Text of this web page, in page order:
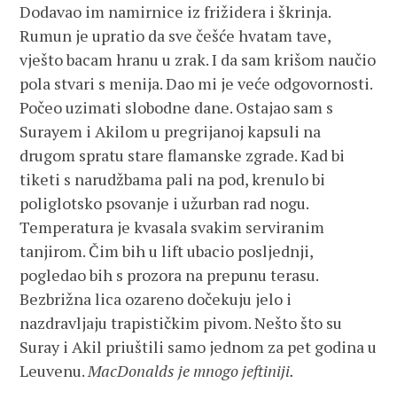
Dodavao im namirnice iz frižidera i škrinja.
Rumun je upratio da sve češće hvatam tave,
vješto bacam hranu u zrak. I da sam krišom naučio
pola stvari s menija. Dao mi je veće odgovornosti.
Počeo uzimati slobodne dane. Ostajao sam s
Surayem i Akilom u pregrijanoj kapsuli na
drugom spratu stare flamanske zgrade. Kad bi
tiketi s narudžbama pali na pod, krenulo bi
poliglotsko psovanje i užurban rad nogu.
Temperatura je kvasala svakim serviranim
tanjirom. Čim bih u lift ubacio posljednji,
pogledao bih s prozora na prepunu terasu.
Bezbrižna lica ozareno dočekuju jelo i
nazdravljaju trapističkim pivom. Nešto što su
Suray i Akil priuštili samo jednom za pet godina u
Leuvenu.MacDonalds je mnogo jeftiniji.